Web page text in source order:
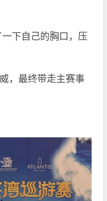
下自己的胸口，压
，最终带走主赛事